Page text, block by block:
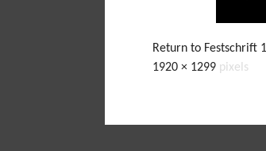
Return to Festschrift
1920 × 1299 pixels